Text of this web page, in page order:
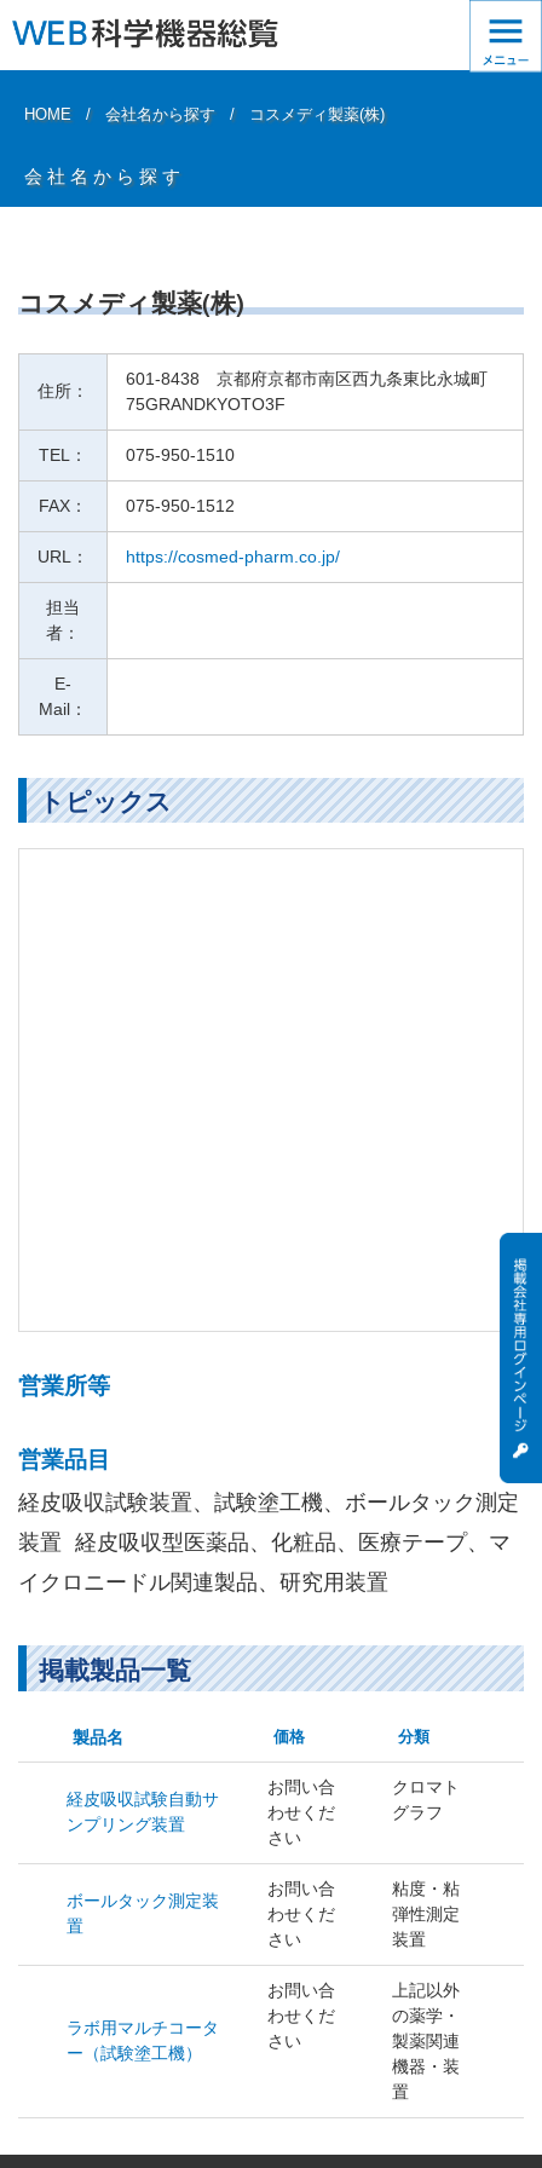
HOME 会社名から探す コスメディ製薬(株)
会社名から探す
コスメディ製薬(株)
住所：
601-8438 京都府京都市南区西九条東比永城町
75GRANDKYOTO3F
TEL： 075-950-1510
FAX： 075-950-1512
URL： https://cosmed-pharm.co.jp/
担当
者：
E-
Mail：
トピックス
営業所等
営業品目
経皮吸収試験装置、試験塗工機、ボールタック測定
装置 経皮吸収型医薬品、化粧品、医療テープ、マ
イクロニードル関連製品、研究用装置
掲載製品一覧
製品名 価格 分類
経皮吸収試験自動サ
ンプリング装置
お問い合
わせくだ
さい
クロマト
グラフ
ボールタック測定装
置
お問い合
わせくだ
さい
粘度・粘
弾性測定
装置
ラボ用マルチコータ
ー（試験塗工機）
お問い合
わせくだ
さい
上記以外
の薬学・
製薬関連
機器・装
置